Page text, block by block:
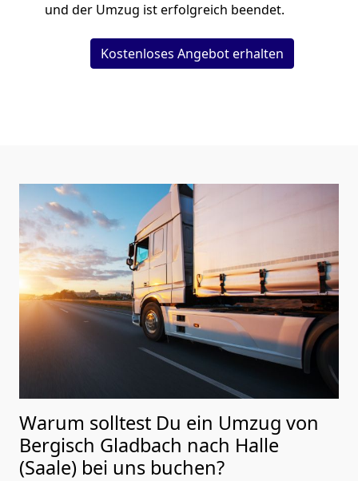
und der Umzug ist erfolgreich beendet.
Kostenloses Angebot erhalten
Warum solltest Du ein Umzug von
Bergisch Gladbach nach Halle
(Saale) bei uns buchen?